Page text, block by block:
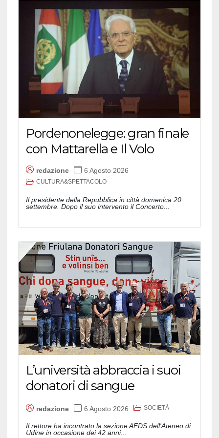
Pordenonelegge: gran finale
con Mattarella e Il Volo
redazione 6 Agosto 2026
CULTURA&SPETTACOLO
Il presidente della Repubblica in città domenica 20
settembre. Dopo il suo intervento il Concerto...
L’università abbraccia i suoi
donatori di sangue
redazione 6 Agosto 2026 SOCIETÀ
Il rettore ha incontrato la sezione AFDS dell'Ateneo di
Udine in occasione dei 42 anni...